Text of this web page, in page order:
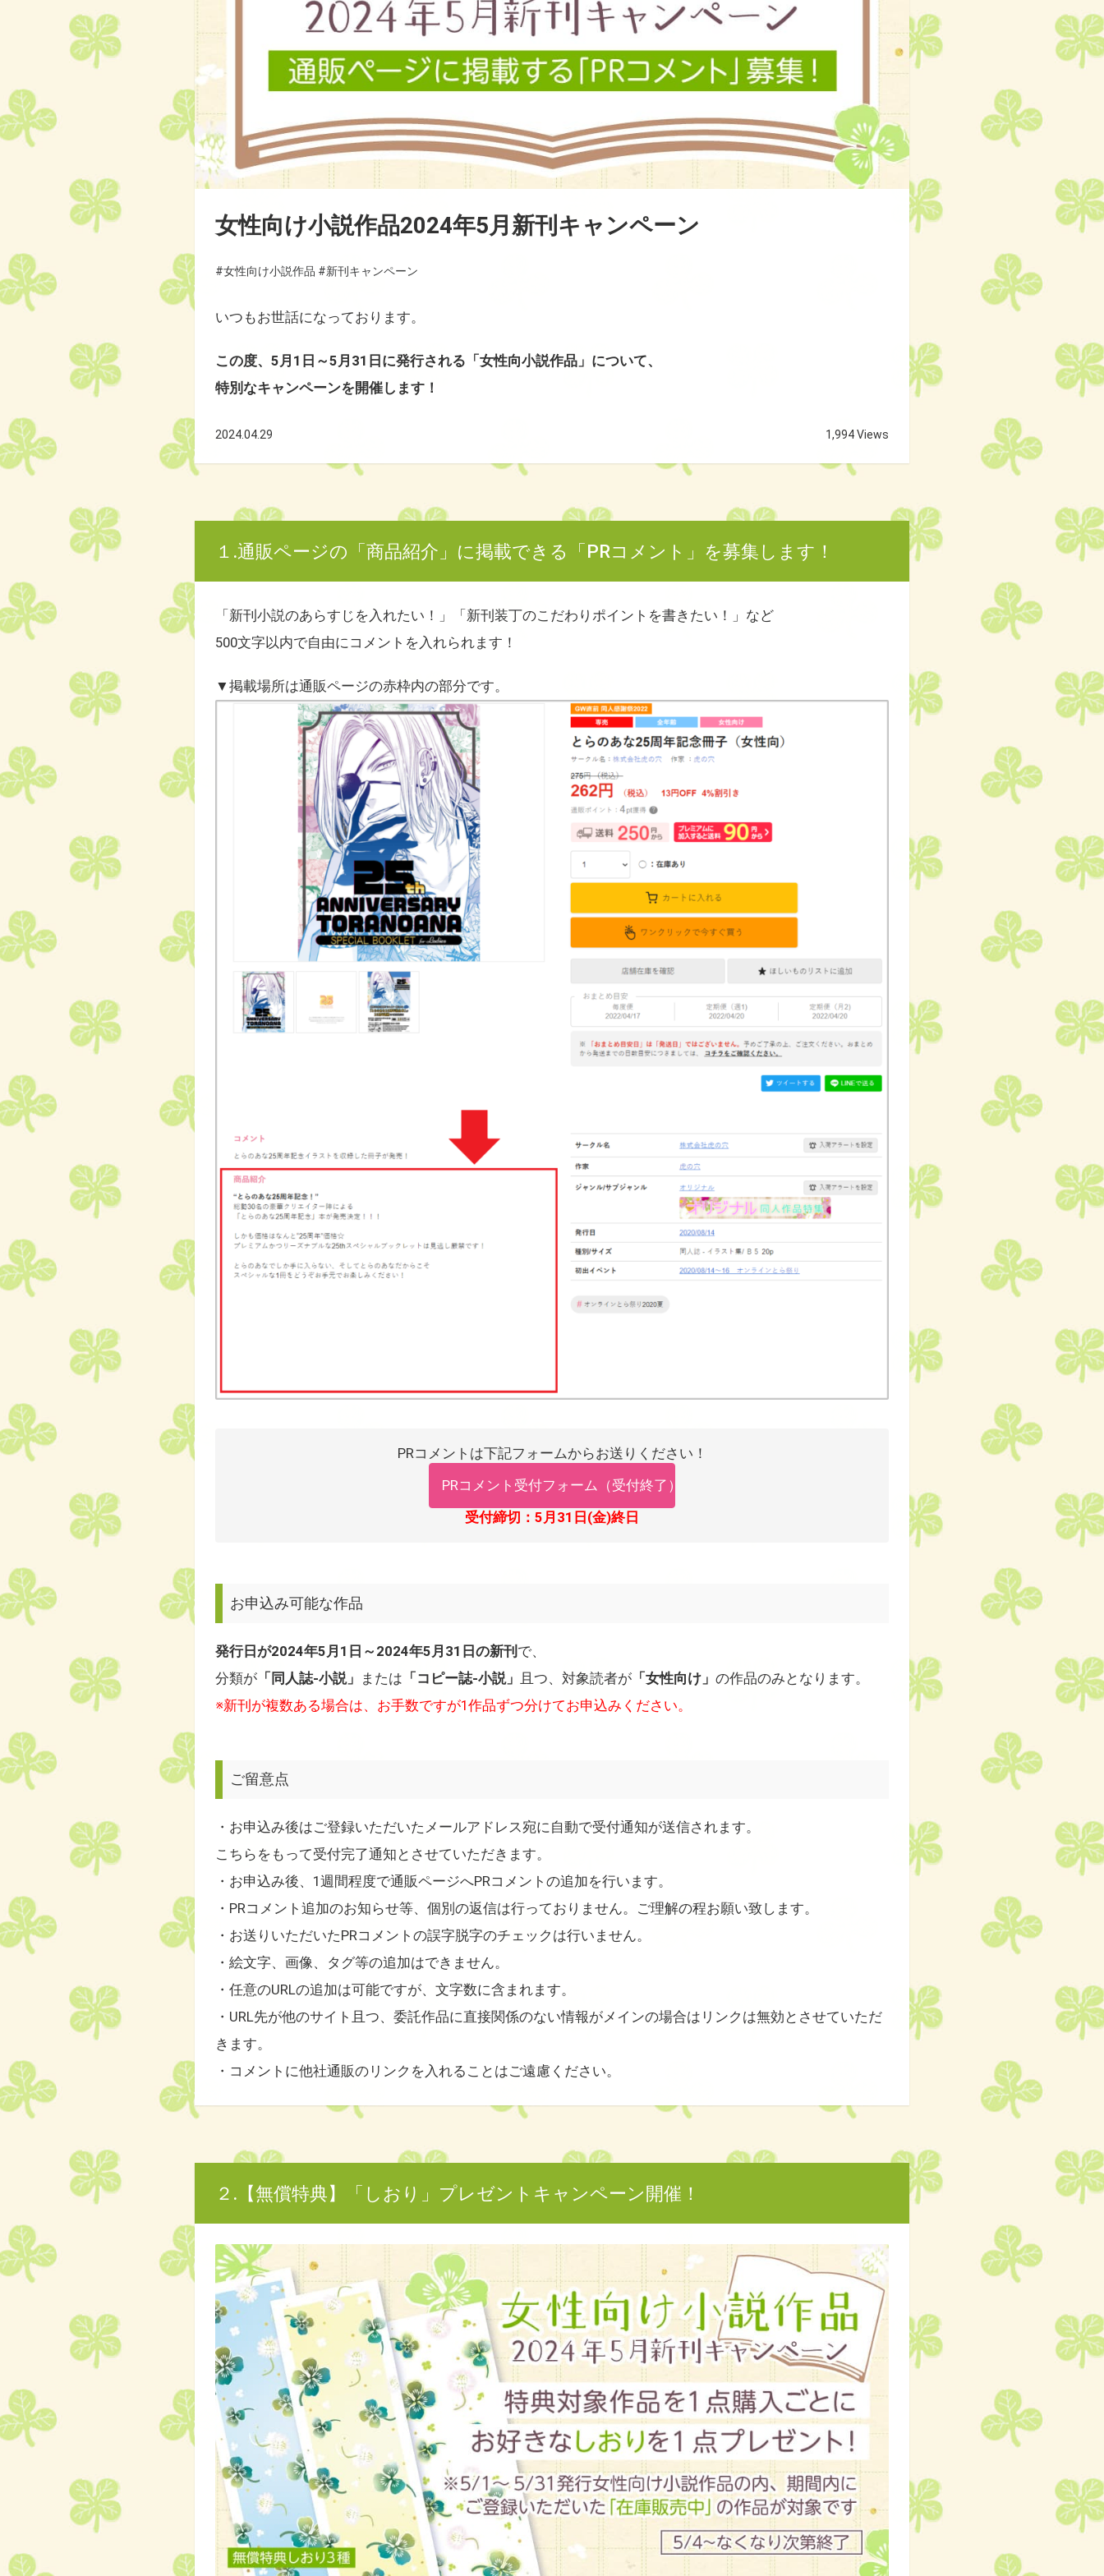
女性向け小説作品2024年5月新刊キャンペーン
#女性向け小説作品 #新刊キャンペーン
いつもお世話になっております。
この度、5月1日～5月31日に発行される「女性向小説作品」について、
特別なキャンペーンを開催します！
2024.04.29 1,994 Views
１.通販ページの「商品紹介」に掲載できる「PRコメント」を募集します！
「新刊小説のあらすじを入れたい！」「新刊装丁のこだわりポイントを書きたい！」など
500文字以内で自由にコメントを入れられます！
▼掲載場所は通販ページの赤枠内の部分です。
PRコメントは下記フォームからお送りください！
PRコメント受付フォーム（受付終了）
受付締切：5月31日(金)終日
お申込み可能な作品
発行日が2024年5月1日～2024年5月31日の新刊 で、
分類が 「同人誌-小説」 または 「コピー誌-小説」 且つ、対象読者が 「女性向け」 の作品のみとなります。
※新刊が複数ある場合は、お手数ですが1作品ずつ分けてお申込みください。
ご留意点
・お申込み後はご登録いただいたメールアドレス宛に自動で受付通知が送信されます。
こちらをもって受付完了通知とさせていただきます。
・お申込み後、1週間程度で通販ページへPRコメントの追加を行います。
・PRコメント追加のお知らせ等、個別の返信は行っておりません。ご理解の程お願い致します。
・お送りいただいたPRコメントの誤字脱字のチェックは行いません。
・絵文字、画像、タグ等の追加はできません。
・任意のURLの追加は可能ですが、文字数に含まれます。
・URL先が他のサイト且つ、委託作品に直接関係のない情報がメインの場合はリンクは無効とさせていただ
きます。
・コメントに他社通販のリンクを入れることはご遠慮ください。
２.【無償特典】「しおり」プレゼントキャンペーン開催！